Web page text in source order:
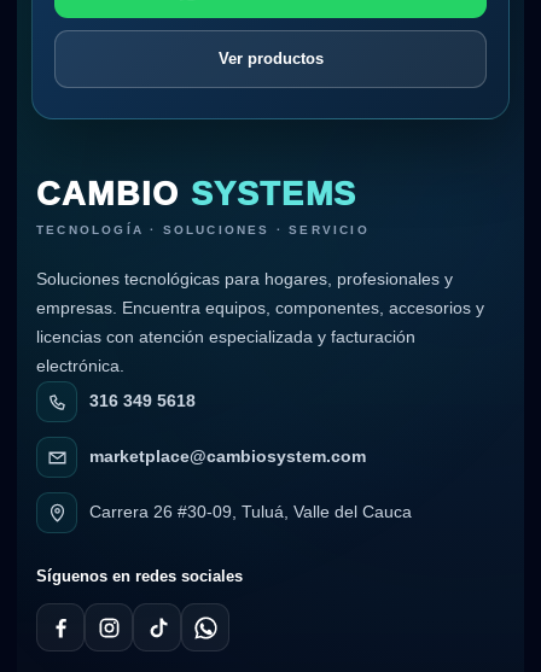
Ver productos
CAMBIO SYSTEMS
TECNOLOGÍA · SOLUCIONES · SERVICIO
Soluciones tecnológicas para hogares, profesionales y
empresas. Encuentra equipos, componentes, accesorios y
licencias con atención especializada y facturación
electrónica.
316 349 5618
marketplace@cambiosystem.com
Carrera 26 #30-09, Tuluá, Valle del Cauca
Síguenos en redes sociales